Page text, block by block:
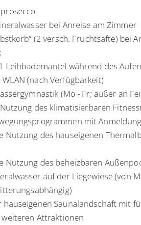
bei Anreise am Zimmer
(2 versch. Fruchtsäfte) bei
Leihbademantel während des
(nach Verfügbarkeit)
(Mo - Fr; außer an
des klimatisierbaren
mit Anmeldung
Nutzung des hauseigenen
Nutzung des beheizbaren
auf der Liegewiese (von
hauseigenen Saunalandschaft mit
weiteren Attraktionen